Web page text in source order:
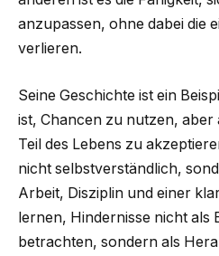
anzupassen, ohne dabei die
verlieren.
Seine Geschichte ist ein
ist, Chancen zu nutzen, aber
Teil des Lebens zu
nicht selbstverständlich,
Arbeit, Disziplin und einer
lernen, Hindernisse nicht als
betrachten, sondern als